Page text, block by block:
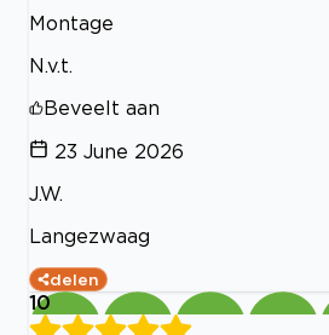
Montage
N.v.t.
Beveelt aan
23 June 2026
J.W.
Langezwaag
delen
10